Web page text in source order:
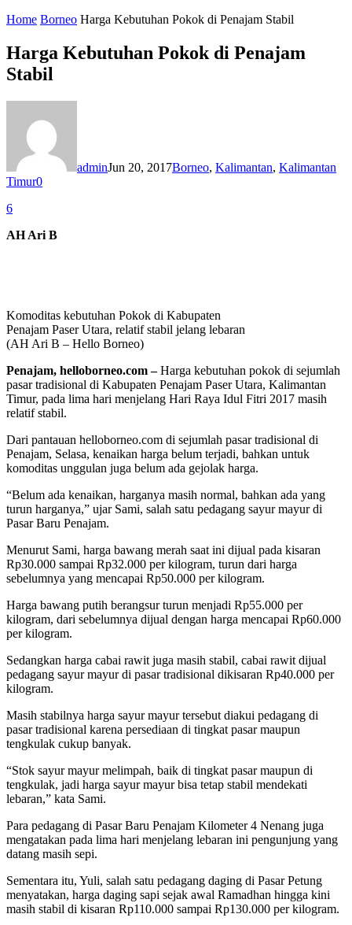
Home Borneo Harga Kebutuhan Pokok di Penajam Stabil
Harga Kebutuhan Pokok di Penajam
Stabil
adminJun 20, 2017Borneo, Kalimantan, Kalimantan
Timur0
6
AH Ari B
Komoditas kebutuhan Pokok di Kabupaten
Penajam Paser Utara, relatif stabil jelang lebaran
(AH Ari B – Hello Borneo)
Penajam, helloborneo.com–Harga kebutuhan pokok di sejumlah
pasar tradisional di Kabupaten Penajam Paser Utara, Kalimantan
Timur, pada lima hari menjelang Hari Raya Idul Fitri 2017 masih
relatif stabil.
Dari pantauan helloborneo.com di sejumlah pasar tradisional di
Penajam, Selasa, kenaikan harga belum terjadi, bahkan untuk
komoditas unggulan juga belum ada gejolak harga.
“Belum ada kenaikan, harganya masih normal, bahkan ada yang
turun harganya,” ujar Sami, salah satu pedagang sayur mayur di
Pasar Baru Penajam.
Menurut Sami, harga bawang merah saat ini dijual pada kisaran
Rp30.000 sampai Rp32.000 per kilogram, turun dari harga
sebelumnya yang mencapai Rp50.000 per kilogram.
Harga bawang putih berangsur turun menjadi Rp55.000 per
kilogram, dari sebelumnya dijual dengan harga mencapai Rp60.000
per kilogram.
Sedangkan harga cabai rawit juga masih stabil, cabai rawit dijual
pedagang sayur mayur di pasar tradisional dikisaran Rp40.000 per
kilogram.
Masih stabilnya harga sayur mayur tersebut diakui pedagang di
pasar tradisional karena persediaan di tingkat pasar maupun
tengkulak cukup banyak.
“Stok sayur mayur melimpah, baik di tingkat pasar maupun di
tengkulak, jadi harga sayur mayur bisa tetap stabil mendekati
lebaran,” kata Sami.
Para pedagang di Pasar Baru Penajam Kilometer 4 Nenang juga
mengatakan pada lima hari menjelang lebaran ini pengunjung yang
datang masih sepi.
Sementara itu, Yuli, salah satu pedagang daging di Pasar Petung
menyatakan, harga daging sapi sejak awal Ramadhan hingga kini
masih stabil di kisaran Rp110.000 sampai Rp130.000 per kilogram.